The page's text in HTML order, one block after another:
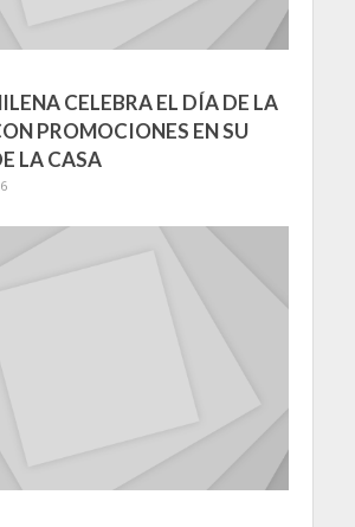
CELEBRA EL DÍA DE LA
PROMOCIONES EN SU
LA CASA